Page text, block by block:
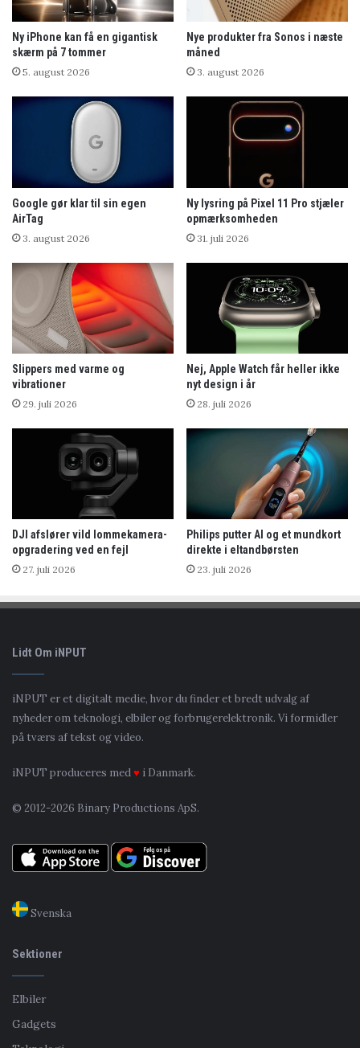
Ny iPhone kan få en gigantisk
skærm på 7 tommer
5. august 2026
Nye produkter fra Sonos i næste
måned
3. august 2026
Google gør klar til sin egen
AirTag
3. august 2026
Ny lysring på Pixel 11 Pro stjæler
opmærksomheden
31. juli 2026
Slippers med varme og
vibrationer
29. juli 2026
Nej, Apple Watch får heller ikke
nyt design i år
28. juli 2026
DJI afslører vild lommekamera-
opgradering ved en fejl
27. juli 2026
Philips putter AI og et mundkort
direkte i eltandbørsten
23. juli 2026
Lidt Om iNPUT
iNPUT er et digitalt medie, hvor du finder et bredt udvalg af
nyheder om teknologi, elbiler og forbrugerelektronik. Vi formidler
på tværs af tekst og video.
iNPUT produceres med♥ i Danmark.
© 2012-2026 Binary Productions ApS.
Svenska
Sektioner
Elbiler
Gadgets